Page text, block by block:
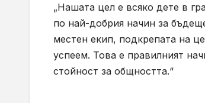
„Нашата цел е всяко дете в
по най-добрия начин за
местен екип, подкрепата на
успеем. Това е правилният
стойност за общността.“